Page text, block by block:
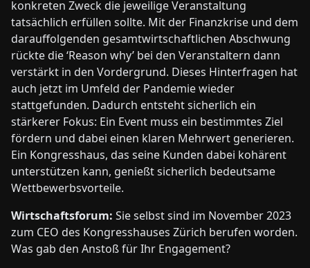
konkreten Zweck die jeweilige Veranstaltung
tatsächlich erfüllen sollte. Mit der Finanzkrise und dem
darauffolgenden gesamtwirtschaftlichen Abschwung
rückte die ‘Reason why’ bei den Veranstaltern dann
verstärkt in den Vordergrund. Dieses Hinterfragen hat
auch jetzt im Umfeld der Pandemie wieder
stattgefunden. Dadurch entsteht sicherlich ein
stärkerer Fokus: Ein Event muss ein bestimmtes Ziel
fördern und dabei einen klaren Mehrwert generieren.
Ein Kongresshaus, das seine Kunden dabei kohärent
unterstützen kann, genießt sicherlich bedeutsame
Wettbewerbsvorteile.
Wirtschaftsforum: Sie selbst sind im November 2023
zum CEO des Kongresshauses Zürich berufen worden.
Was gab den Anstoß für Ihr Engagement?